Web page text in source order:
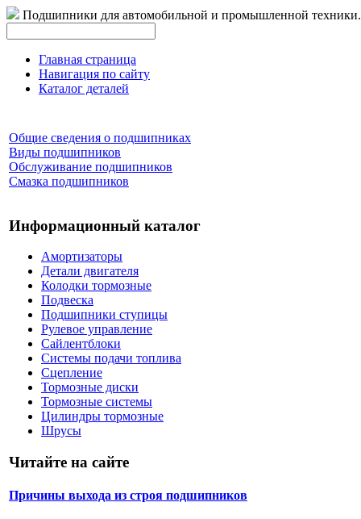
Подшипники для автомобильной и промышленной техники.
Главная страница
Навигация по сайту
Каталог деталей
Общие сведения о подшипниках
Виды подшипников
Обслуживание подшипников
Смазка подшипников
Информационный каталог
Амортизаторы
Детали двигателя
Колодки тормозные
Подвеска
Подшипники ступицы
Рулевое управление
Сайлентблоки
Системы подачи топлива
Сцепление
Тормозные диски
Тормозные системы
Цилиндры тормозные
Шрусы
Читайте на сайте
Причины выхода из строя подшипников